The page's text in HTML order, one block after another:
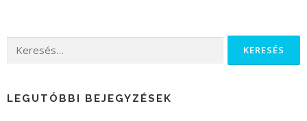
LEGUTÓBBI BEJEGYZÉSEK